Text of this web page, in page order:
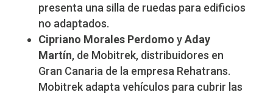
presenta una silla de ruedas para edificios
no adaptados.
Cipriano Morales Perdomo yAday
Martín, de Mobitrek, distribuidores en
Gran Canaria de la empresa Rehatrans.
Mobitrek adapta vehículos para cubrir las